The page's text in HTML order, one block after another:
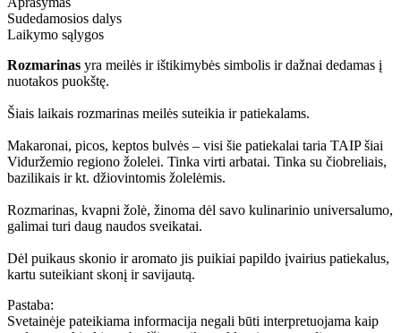
Sudedamosios dalys
Laikymo sąlygos
Rozmarinas yra meilės ir ištikimybės simbolis ir dažnai dedamas į
nuotakos puokštę.
Šiais laikais rozmarinas meilės suteikia ir patiekalams.
Makaronai, picos, keptos bulvės – visi šie patiekalai taria TAIP šiai
Viduržemio regiono žolelei. Tinka virti arbatai. Tinka su čiobreliais,
bazilikais ir kt. džiovintomis žolelėmis.
Rozmarinas, kvapni žolė, žinoma dėl savo kulinarinio universalumo,
galimai turi daug naudos sveikatai.
Dėl puikaus skonio ir aromato jis puikiai papildo įvairius patiekalus,
kartu suteikiant skonį ir savijautą.
Pastaba:
Svetainėje pateikiama informacija negali būti interpretuojama kaip